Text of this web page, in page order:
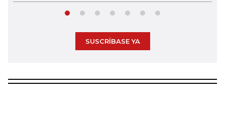
SUSCRÍBASE YA